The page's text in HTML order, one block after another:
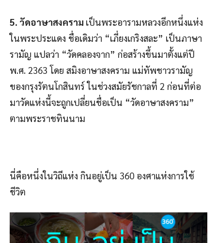
5. วัดอาษาสงคราม เป็นพระอารามหลวงอีกหนึ่งแห่ง
ในพระประแดง ชื่อเดิมว่า “เภี่ยงเกริงสละ” เป็นภาษา
รามัญ แปลว่า “วัดคลองจาก” ก่อสร้างขึ้นมาตั้งแต่ปี
พ.ศ. 2363 โดย สมิงอาษาสงคราม แม่ทัพชาวรามัญ
ของกรุงรัตนโกสินทร์ ในช่วงสมัยรัชกาลที่ 2 ก่อนที่ต่อ
มาวัดแห่งนี้จะถูกเปลี่ยนชื่อเป็น “วัดอาษาสงคราม”
ตามพระราชทินนาม
นี่คือหนึ่งในวิถีแห่ง กินอยู่เป็น 360 องศาแห่งการใช้
ชีวิต